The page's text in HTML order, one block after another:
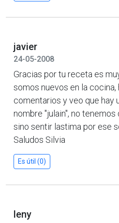
javier
24-05-2008
Gracias por tu receta es
somos nuevos en la cocina,
comentarios y veo que hay
nombre "julain", no
sino sentir lastima por ese
Saludos Silvia
Es útil (0)
leny